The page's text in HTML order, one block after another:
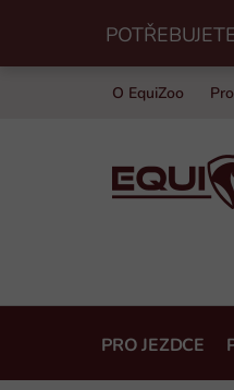
obsah
O EquiZoo
PRO JEZDCE